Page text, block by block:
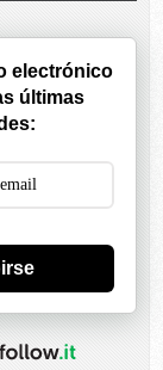
electrónico
últimas